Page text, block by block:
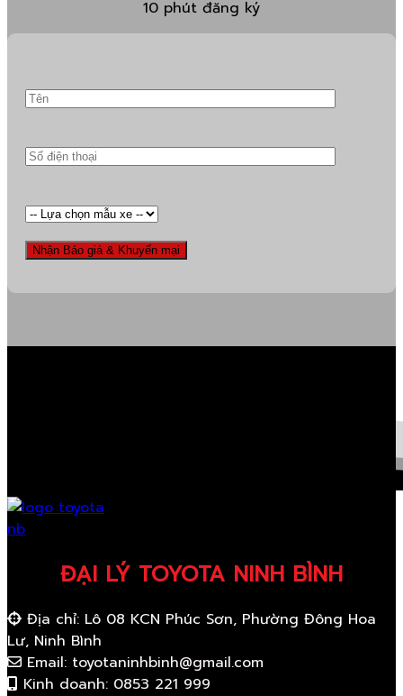
10 phút đăng ký
ĐẠI LÝ TOYOTA NINH BÌNH
Địa chỉ: Lô 08 KCN Phúc Sơn, Phường Đông Hoa
Lư, Ninh Bình
Email: toyotaninhbinh@gmail.com
Kinh doanh: 0853 221 999